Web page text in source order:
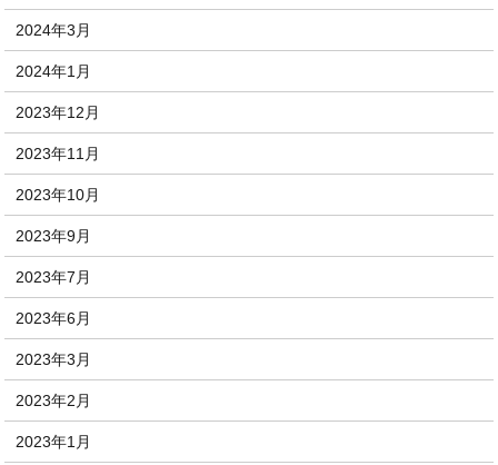
2024年3月
2024年1月
2023年12月
2023年11月
2023年10月
2023年9月
2023年7月
2023年6月
2023年3月
2023年2月
2023年1月